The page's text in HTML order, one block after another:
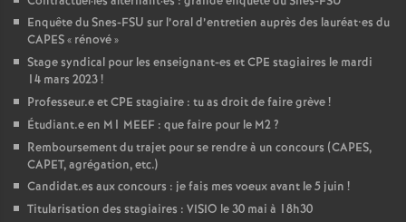
Enquête du Snes-FSU sur l’oral d’entretien auprès des lauréat•es du
CAPES« rénové»
Stage syndical pour les enseignant-es etCPE stagiaires le mardi
14 mars 2023!
Professeur.e etCPE stagiaire : tu as droit de faire grève!
Étudiant.e en M1 MEEF : que faire pour le M2?
Remboursement du trajet pour se rendre à un concours (CAPES,
CAPET, agrégation, etc.)
Candidat.es aux concours : je fais mes voeux avant le 5 juin !
Titularisation des stagiaires : VISIO le 30 mai à 18h30